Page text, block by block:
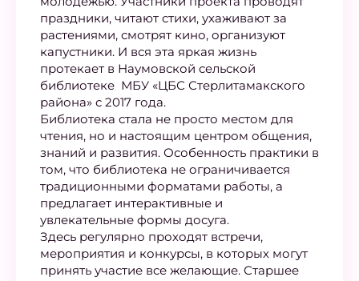
праздники, читают стихи, ухаживают за
растениями, смотрят кино, организуют
капустники. И вся эта яркая жизнь
протекает в Наумовской сельской
библиотеке МБУ «ЦБС Стерлитамакского
района» с 2017 года.
Библиотека стала не просто местом для
чтения, но и настоящим центром общения,
знаний и развития. Особенность практики в
том, что библиотека не ограничивается
традиционными форматами работы, а
предлагает интерактивные и
увлекательные формы досуга.
Здесь регулярно проходят встречи,
мероприятия и конкурсы, в которых могут
принять участие все желающие. Старшее